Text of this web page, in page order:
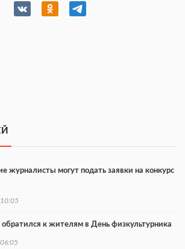
журналисты могут подать заявки на конкурс
обратился к жителям в День физкультурника